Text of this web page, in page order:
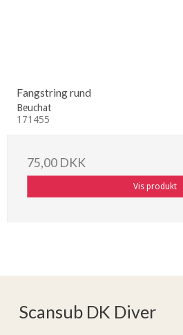
Fangstring rund
Beuchat
171455
75,00 DKK
Vis produkt
Scansub DK Diver